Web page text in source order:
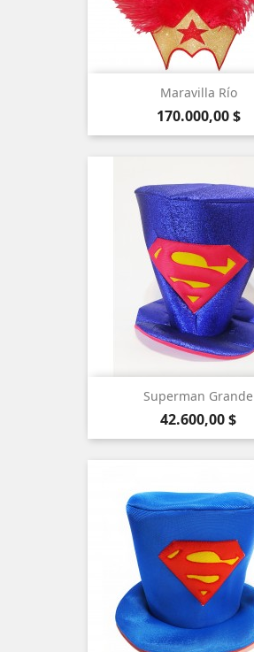
Maravilla Río
Precio
170.000,00 $
Superman Grande
Precio
42.600,00 $